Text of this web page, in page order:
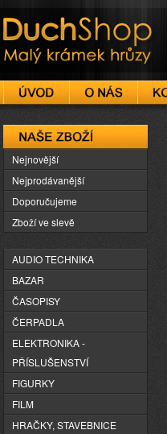
DuchShop
Naše zboží
Nejnovější
Nejprodávanější
Doporučujeme
Zboží ve slevě
AUDIO TECHNIKA
BAZAR
ČASOPISY
ČERPADLA
ELEKTRONIKA -
PŘÍSLUŠENSTVÍ
FIGURKY
FILM
HRAČKY, STAVEBNICE